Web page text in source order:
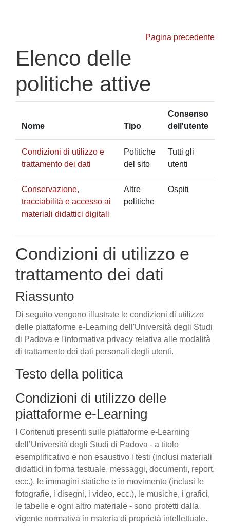
Pagina precedente
Elenco delle
politiche attive
Nome Tipo
Consenso
dell'utente
Condizioni di utilizzo e
trattamento dei dati
Politiche
del sito
Tutti gli
utenti
Conservazione,
tracciabilità e accesso ai
materiali didattici digitali
Altre
politiche
Ospiti
Condizioni di utilizzo e
trattamento dei dati
Riassunto
Di seguito vengono illustrate le condizioni di utilizzo
delle piattaforme e-Learning dell'Università degli Studi
di Padova e l'informativa privacy relativa alle modalità
di trattamento dei dati personali degli utenti.
Testo della politica
Condizioni di utilizzo delle
piattaforme e-Learning
I Contenuti presenti sulle piattaforme e-Learning
dell’Università degli Studi di Padova - a titolo
esemplificativo e non esaustivo i testi (inclusi materiali
didattici in forma testuale, messaggi, documenti, report,
ecc.), le immagini statiche e in movimento (inclusi le
fotografie, i disegni, i video, ecc.), le musiche, i grafici,
le tabelle e ogni altro materiale - sono protetti dalla
vigente normativa in materia di proprietà intellettuale.